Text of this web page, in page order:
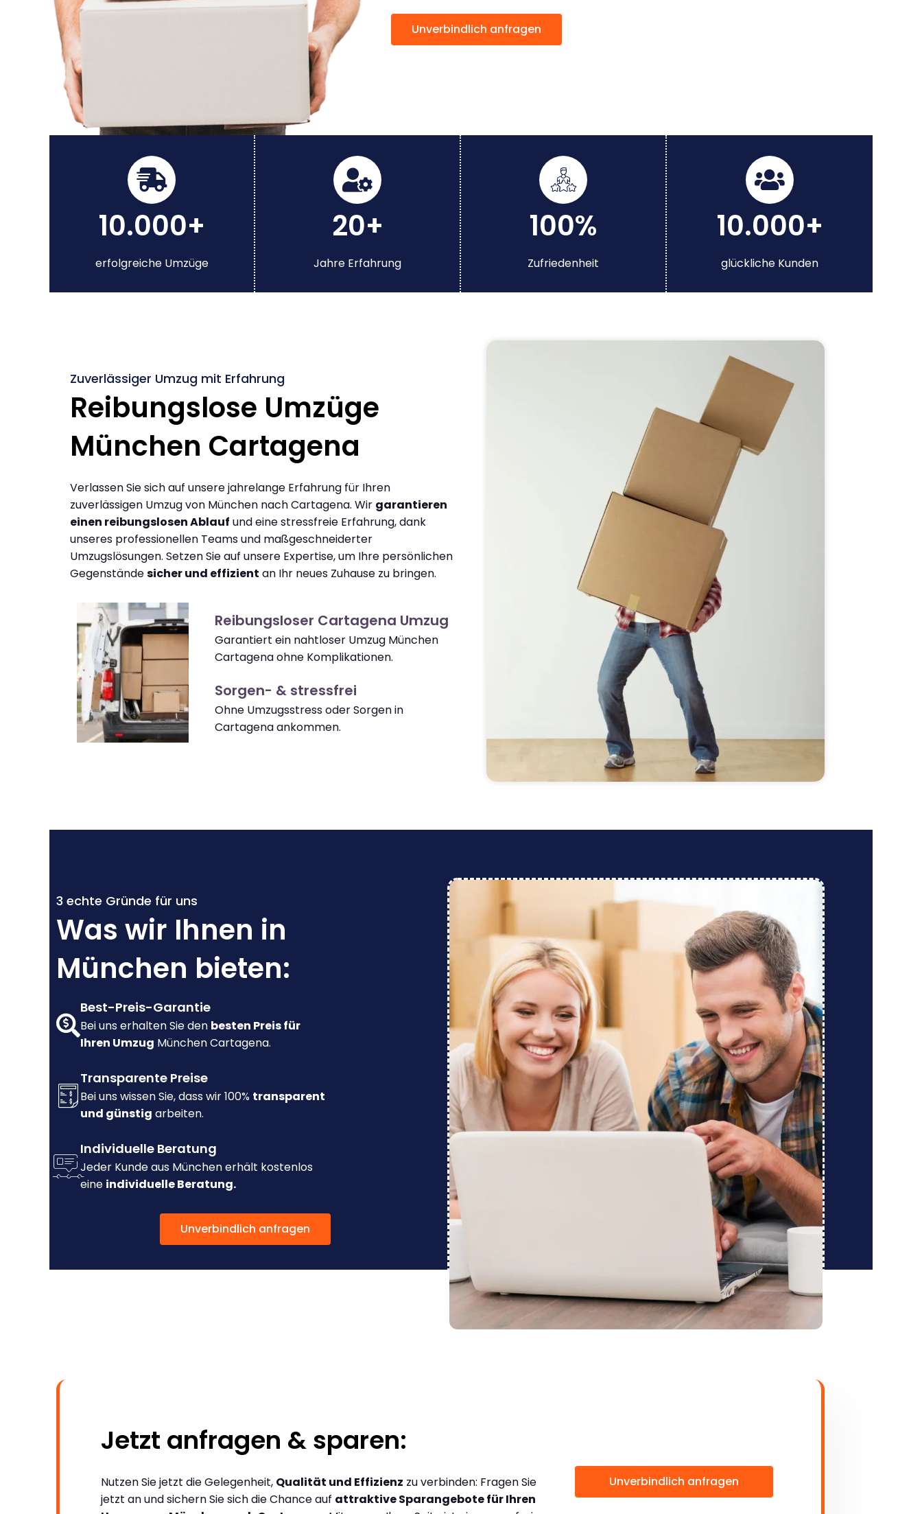
Unverbindlich anfragen
10.000+
erfolgreiche Umzüge
20+
Jahre Erfahrung
100%
Zufriedenheit
10.000+
glückliche Kunden
Zuverlässiger Umzug mit Erfahrung
Reibungslose Umzüge
München Cartagena
Verlassen Sie sich auf unsere jahrelange Erfahrung für Ihren
zuverlässigen Umzug von München nach Cartagena. Wir garantieren
einen reibungslosen Ablauf und eine stressfreie Erfahrung, dank
unseres professionellen Teams und maßgeschneiderter
Umzugslösungen. Setzen Sie auf unsere Expertise, um Ihre persönlichen
Gegenständesicher und effizient an Ihr neues Zuhause zu bringen.
Reibungsloser Cartagena Umzug
Garantiert ein nahtloser Umzug München
Cartagena ohne Komplikationen.
Sorgen- & stressfrei
Ohne Umzugsstress oder Sorgen in
Cartagena ankommen.
3 echte Gründe für uns
Was wir Ihnen in
München bieten:
Best-Preis-Garantie
Bei uns erhalten Sie den besten Preis für
Ihren Umzug München Cartagena.
Transparente Preise
Bei uns wissen Sie, dass wir 100% transparent
und günstig arbeiten.
Individuelle Beratung
Jeder Kunde aus München erhält kostenlos
eine individuelle Beratung.
Unverbindlich anfragen
Jetzt anfragen & sparen:
Nutzen Sie jetzt die Gelegenheit, Qualität und Effizienz zu verbinden: Fragen Sie
jetzt an und sichern Sie sich die Chance auf attraktive Sparangebote für Ihren
Unverbindlich anfragen